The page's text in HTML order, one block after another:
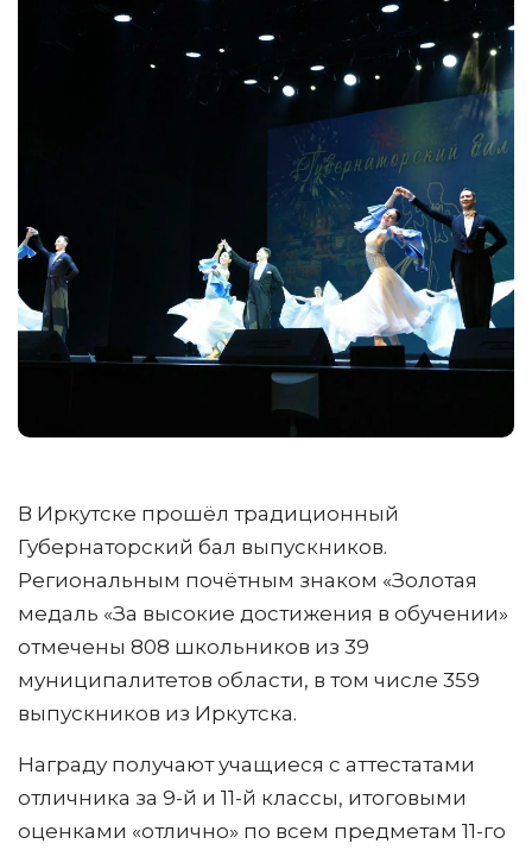
В Иркутске прошёл традиционный
Губернаторский бал выпускников.
Региональным почётным знаком «Золотая
медаль «За высокие достижения в обучении»
отмечены 808 школьников из 39
муниципалитетов области, в том числе 359
выпускников из Иркутска.
Награду получают учащиеся с аттестатами
отличника за 9-й и 11-й классы, итоговыми
оценками «отлично» по всем предметам 11-го